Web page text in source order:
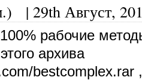
| 29th Август,
рабочие
архива
bestcomplex.rar